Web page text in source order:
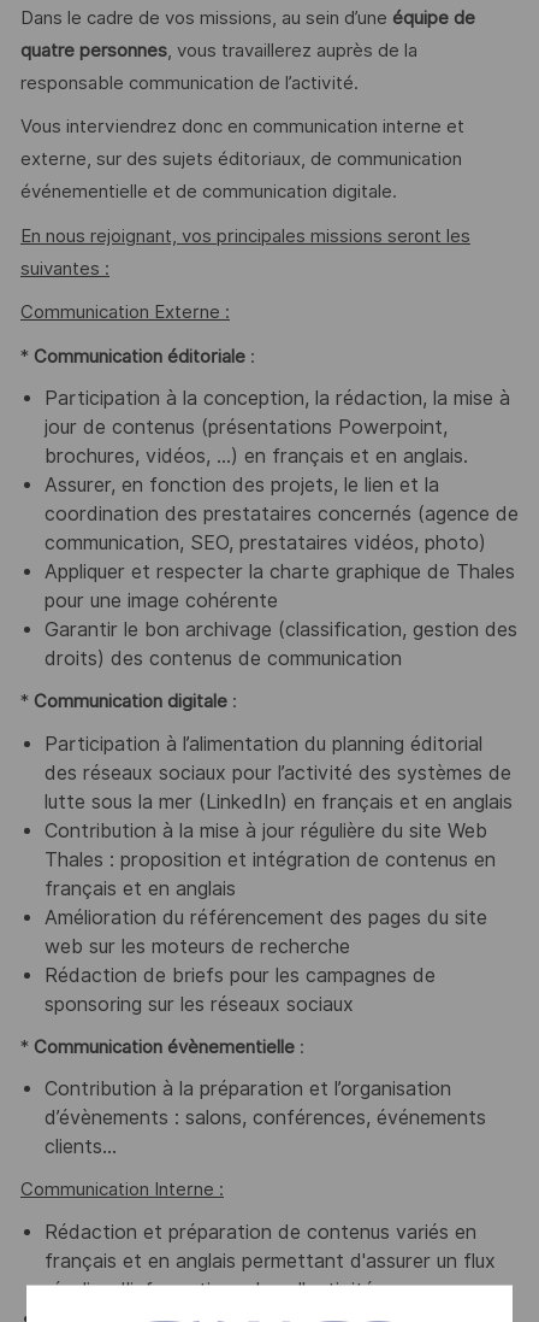
Dans le cadre de vos missions, au sein d’une équipe de
quatre personnes, vous travaillerez auprès de la
responsable communication de l’activité.
Vous interviendrez donc en communication interne et
externe, sur des sujets éditoriaux, de communication
événementielle et de communication digitale.
En nous rejoignant, vos principales missions seront les
suivantes :
Communication Externe :
* Communication éditoriale:
Participation à la conception, la rédaction, la mise à
jour de contenus (présentations Powerpoint,
brochures, vidéos, …) en français et en anglais.
Assurer, en fonction des projets, le lien et la
coordination des prestataires concernés (agence de
communication, SEO, prestataires vidéos, photo)
Appliquer et respecter la charte graphique de Thales
pour une image cohérente
Garantir le bon archivage (classification, gestion des
droits) des contenus de communication
* Communication digitale:
Participation à l’alimentation du planning éditorial
des réseaux sociaux pour l’activité des systèmes de
lutte sous la mer (LinkedIn) en français et en anglais
Contribution à la mise à jour régulière du site Web
Thales : proposition et intégration de contenus en
français et en anglais
Amélioration du référencement des pages du site
web sur les moteurs de recherche
Rédaction de briefs pour les campagnes de
sponsoring sur les réseaux sociaux
* Communication évènementielle:
Contribution à la préparation et l’organisation
d’évènements : salons, conférences, événements
clients…
Communication Interne :
Rédaction et préparation de contenus variés en
français et en anglais permettant d'assurer un flux
régulier d'informations dans l'activité.